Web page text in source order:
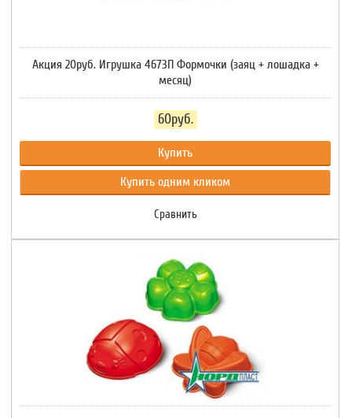
Акция 20руб. Игрушка 4673П Формочки (заяц + лошадка +
месяц)
60руб.
Купить
Купить одним кликом
Сравнить